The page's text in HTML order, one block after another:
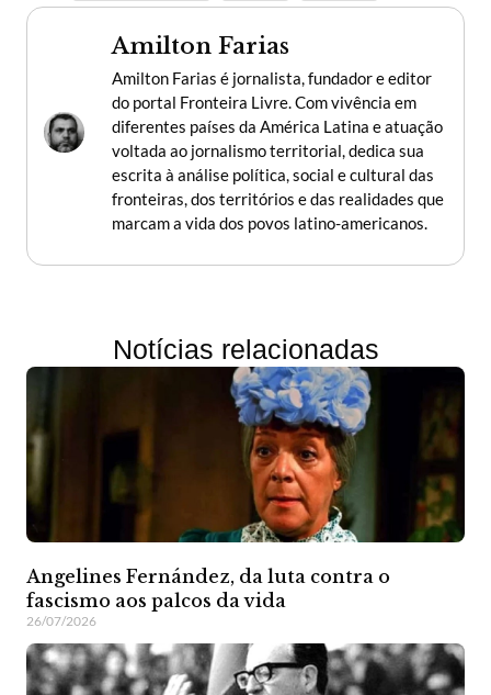
Amilton Farias
Amilton Farias é jornalista, fundador e editor
do portal Fronteira Livre. Com vivência em
diferentes países da América Latina e atuação
voltada ao jornalismo territorial, dedica sua
escrita à análise política, social e cultural das
fronteiras, dos territórios e das realidades que
marcam a vida dos povos latino-americanos.
Notícias relacionadas
Angelines Fernández, da luta contra o
fascismo aos palcos da vida
26/07/2026